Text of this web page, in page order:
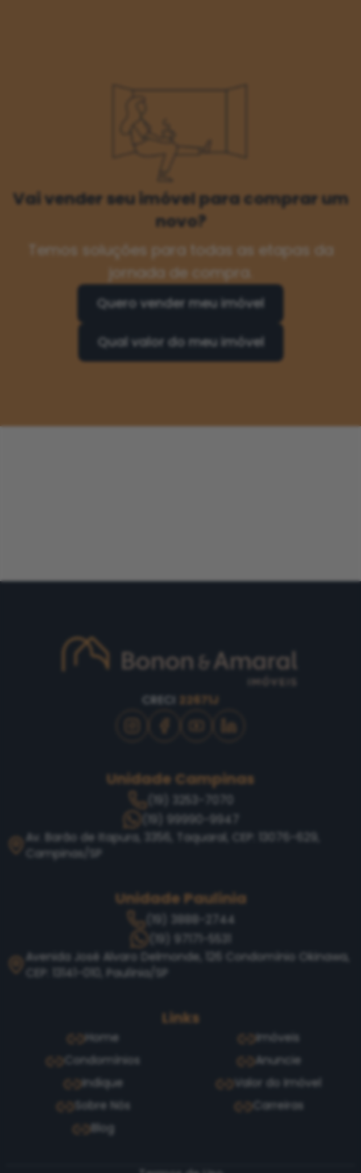
Vai vender seu imóvel para comprar um
novo?
Temos soluções para todas as etapas da
jornada de compra.
Quero vender meu imóvel
Qual valor do meu imóvel
CRECI 22671J
Unidade Campinas
(19) 99990-9947
Av. Barão de Itapura, 3356, Taquaral, CEP: 13076-629,
Campinas/SP
Unidade Paulínia
(19) 3888-2744
Avenida José Alvaro Delmonde, 126 Condomínio Okinawa,
CEP: 13141-010, Paulínia/SP
Links
Home
Imóveis
Condomínios
Anuncie
Indique
Valor do Imóvel
Sobre Nós
Carreiras
Blog